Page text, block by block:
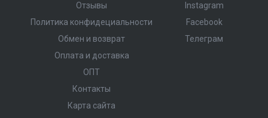
Отзывы
Политика конфидециальности
Обмен и возврат
Оплата и доставка
ОПТ
Контакты
Карта сайта
Instagram
Facebook
Телеграм